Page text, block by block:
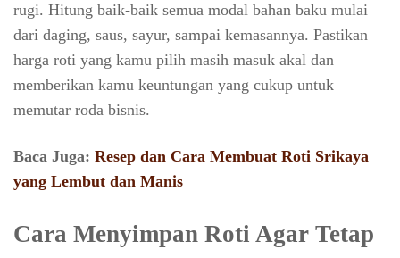
rugi. Hitung baik-baik semua modal bahan baku mulai
dari daging, saus, sayur, sampai kemasannya. Pastikan
harga roti yang kamu pilih masih masuk akal dan
memberikan kamu keuntungan yang cukup untuk
memutar roda bisnis.
Baca Juga: Resep dan Cara Membuat Roti Srikaya
yang Lembut dan Manis
Cara Menyimpan Roti Agar Tetap